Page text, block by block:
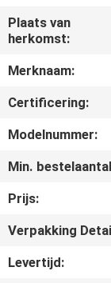
TOON
ONGEVEER
ONS
Plaats van
herkomst:
Merknaam:
Certificering:
Modelnummer:
Min.
Prijs:
Verpakking
Levertijd: